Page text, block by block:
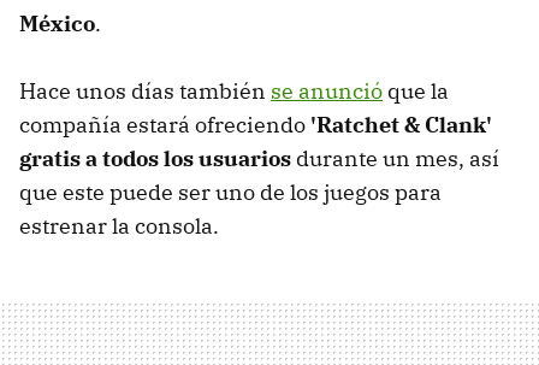
México.
Hace unos días también se anunció que la
compañía estará ofreciendo 'Ratchet & Clank'
gratis a todos los usuarios durante un mes, así
que este puede ser uno de los juegos para
estrenar la consola.